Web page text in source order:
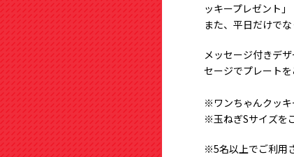
ッキープレゼント
また、平日だけでな
メッセージ付きデ
セージでプレートを
※ワンちゃんクッキ
※玉ねぎSサイズを
※5名以上でご利用